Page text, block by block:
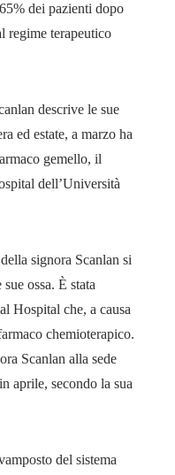
dei pazienti dopo
regime terapeutico
descrive le sue
ed estate, a marzo ha
gemello, il
dell’Università
signora Scanlan si
ossa. È stata
Hospital che, a causa
chemioterapico.
Scanlan alla sede
aprile, secondo la sua
del sistema